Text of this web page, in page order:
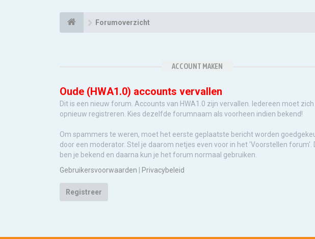
Forumoverzicht
ACCOUNT MAKEN
Oude (HWA1.0) accounts vervallen
Dit is een nieuw forum. Accounts van HWA1.0 zijn vervallen. Iedereen moet zich
opnieuw registreren. Kies dezelfde forumnaam als voorheen indien bekend!
Om spammers te weren, moet het eerste geplaatste bericht worden
door een moderator. Stel je daarom netjes even voor in het 'Voorstellen forum'.
ben je bekend en daarna kun je het forum normaal gebruiken.
Gebruikersvoorwaarden
Privacybeleid
Registreer